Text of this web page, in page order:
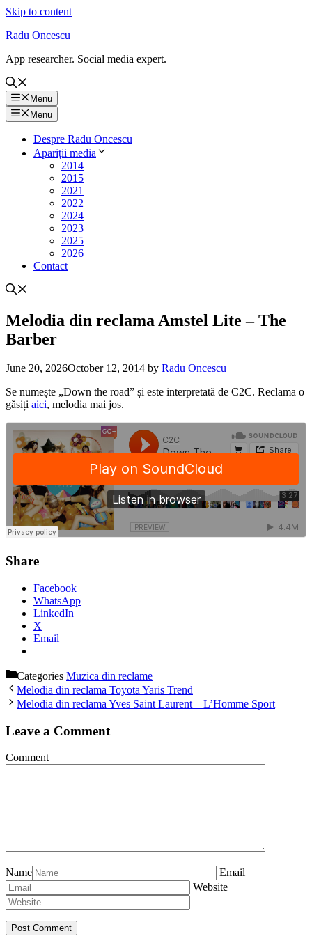
Skip to content
Radu Oncescu
App researcher. Social media expert.
Menu
Menu
Despre Radu Oncescu
Apariții media
2014
2015
2021
2022
2024
2023
2025
2026
Contact
Melodia din reclama Amstel Lite – The
Barber
June 20, 2026October 12, 2014 by Radu Oncescu
Se numește „Down the road” și este interpretată de C2C. Reclama o
găsiți aici, melodia mai jos.
Share
Facebook
WhatsApp
LinkedIn
X
Email
Categories Muzica din reclame
Melodia din reclama Toyota Yaris Trend
Melodia din reclama Yves Saint Laurent – L’Homme Sport
Leave a Comment
Comment
Name
Email
Website